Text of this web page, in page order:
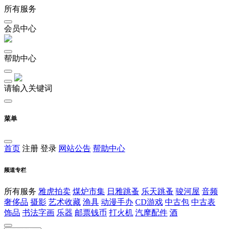
所有服务
会员中心
帮助中心
请输入关键词
菜单
首页 注册 登录 网站公告 帮助中心
频道专栏
所有服务 雅虎拍卖 煤炉市集 日雅跳蚤 乐天跳蚤 骏河屋 音频
奢侈品 摄影 艺术收藏 渔具 动漫手办 CD游戏 中古包 中古表
饰品 书法字画 乐器 邮票钱币 打火机 汽摩配件 酒